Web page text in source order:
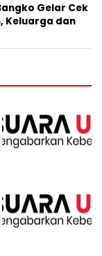
Gelar Cek
Keluarga dan